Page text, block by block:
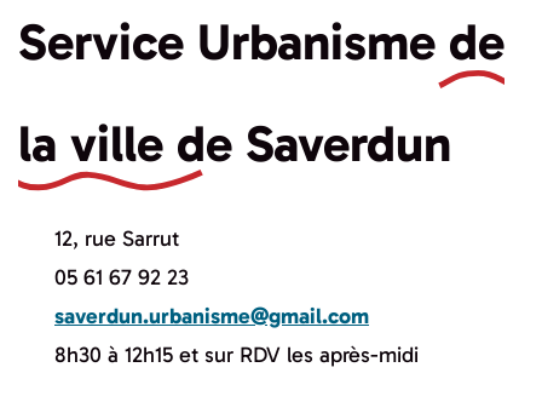
Service Urbanisme de
la ville de Saverdun
12, rue Sarrut
05 61 67 92 23
saverdun.urbanisme@gmail.com
8h30 à 12h15 et sur RDV les après-midi